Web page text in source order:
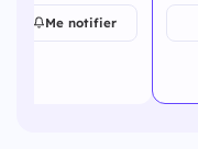
Me notifier